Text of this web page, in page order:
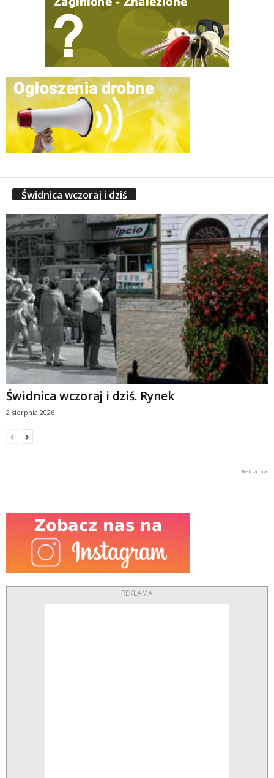
Świdnica wczoraj i dziś
Świdnica wczoraj i dziś. Rynek
2 sierpnia 2026
REKLAMA